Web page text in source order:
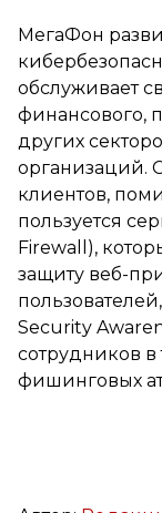
МегаФон
обслуживает
финансового,
других
организаций.
клиентов,
пользуется
Firewall),
защиту веб-
Security
сотрудников
фишинговых